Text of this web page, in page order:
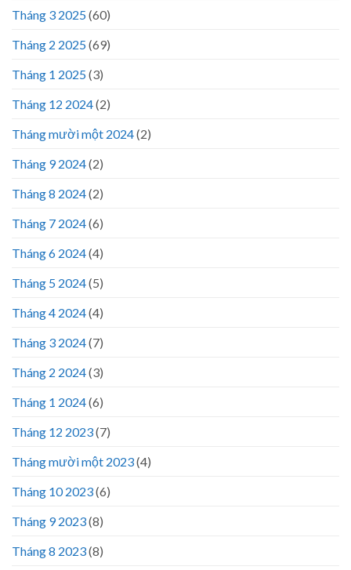
Tháng 3 2025(60)
Tháng 2 2025(69)
Tháng 1 2025(3)
Tháng 12 2024(2)
Tháng mười một 2024(2)
Tháng 9 2024(2)
Tháng 8 2024(2)
Tháng 7 2024(6)
Tháng 6 2024(4)
Tháng 5 2024(5)
Tháng 4 2024(4)
Tháng 3 2024(7)
Tháng 2 2024(3)
Tháng 1 2024(6)
Tháng 12 2023(7)
Tháng mười một 2023(4)
Tháng 10 2023(6)
Tháng 9 2023(8)
Tháng 8 2023(8)